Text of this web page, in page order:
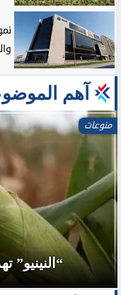
آهم
منوعات
“النينيو”